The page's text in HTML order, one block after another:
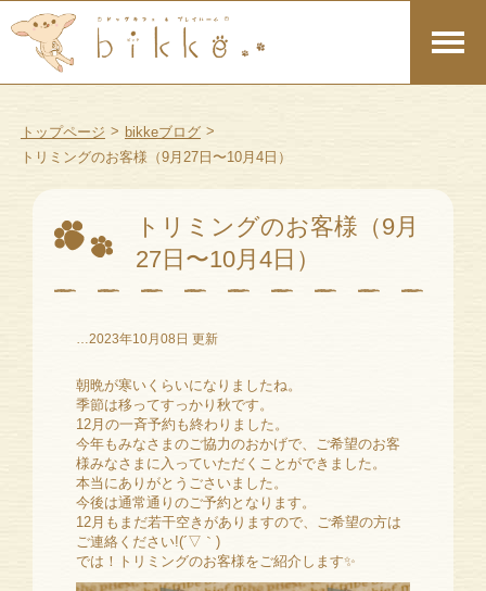
トップページ > bikkeブログ >
トリミングのお客様（9月27日〜10月4日）
トリミングのお客様（9月
27日〜10月4日）
…2023年10月08日 更新
朝晩が寒いくらいになりましたね。
季節は移ってすっかり秋です。
12月の一斉予約も終わりました。
今年もみなさまのご協力のおかげで、ご希望のお客
様みなさまに入っていただくことができました。
本当にありがとうごさいました。
今後は通常通りのご予約となります。
12月もまだ若干空きがありますので、ご希望の方は
ご連絡ください!(´▽｀)
では！トリミングのお客様をご紹介します✨️